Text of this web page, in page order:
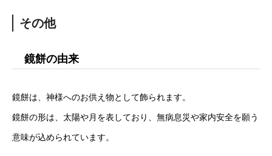
その他
鏡餅の由来
鏡餅は、神様へのお供え物として飾られます。
鏡餅の形は、太陽や月を表しており、無病息災や家内安全を願う
意味が込められています。